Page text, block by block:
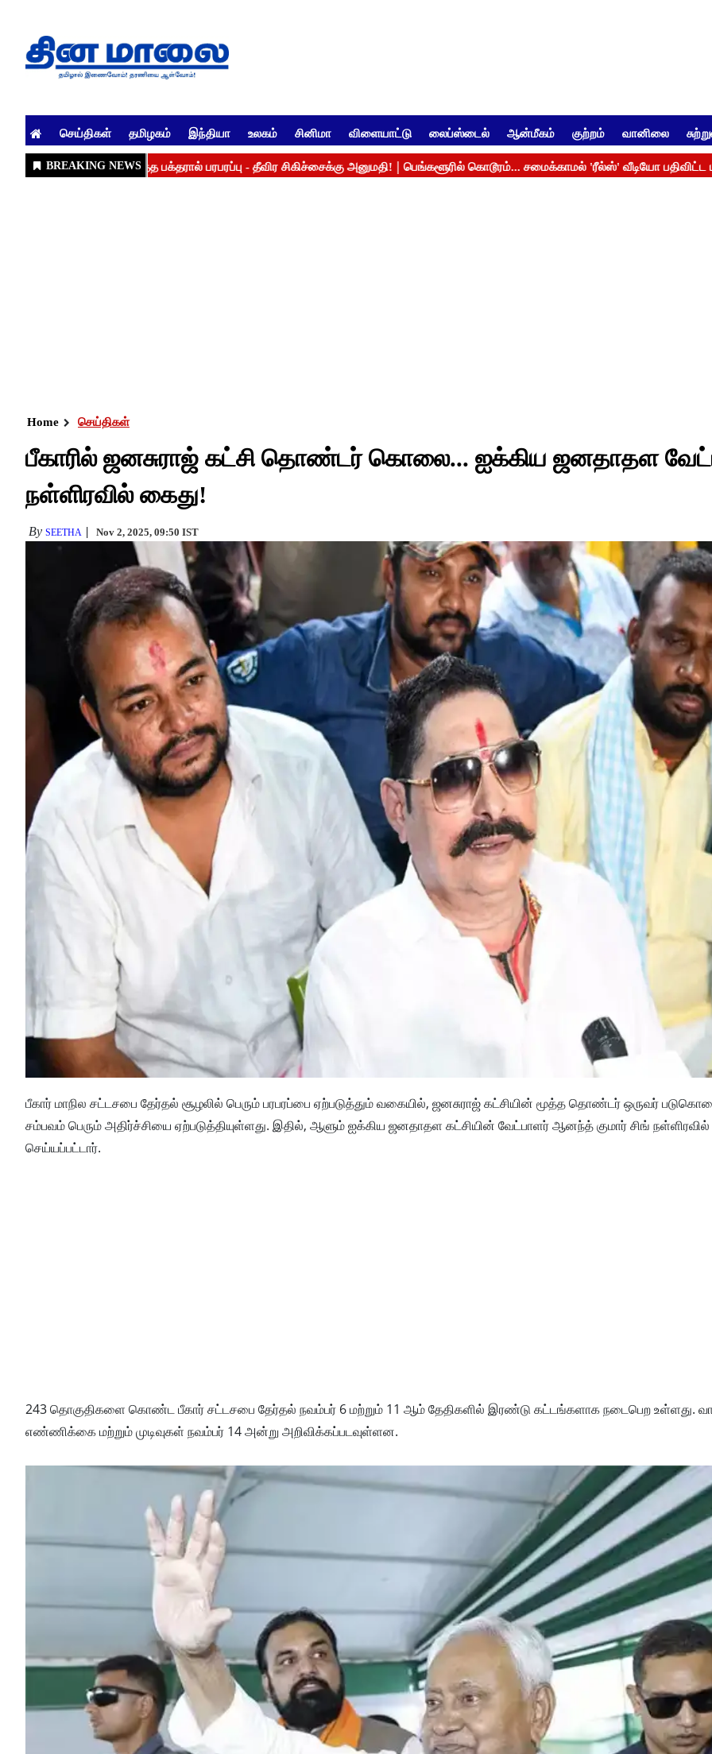
செய்திகள் தமிழகம் இந்தியா உலகம் சினிமா விளையாட்டு லைப்ஸ்டைல் ஆன்மீகம் குற்றம் வானிலை
Home செய்திகள்
பீகாரில் ஜனசுராஜ் கட்சி தொண்டர் கொலை... ஐக்கிய ஜனதாதள
நள்ளிரவில் கைது!
By SEETHA Nov 2, 2025, 09:50 IST
பீகார் மாநில சட்டசபை தேர்தல் சூழலில் பெரும் பரபரப்பை ஏற்படுத்தும் வகையில், ஜனசுராஜ் கட்சியின் மூத்த தொண்டர் ஒருவர்
சம்பவம் பெரும் அதிர்ச்சியை ஏற்படுத்தியுள்ளது. இதில், ஆளும் ஐக்கிய ஜனதாதள கட்சியின் வேட்பாளர் ஆனந்த் குமார் சிங்
செய்யப்பட்டார்.
243 தொகுதிகளை கொண்ட பீகார் சட்டசபை தேர்தல் நவம்பர் 6 மற்றும் 11 ஆம் தேதிகளில் இரண்டு கட்டங்களாக நடைபெற உள்ளது.
எண்ணிக்கை மற்றும் முடிவுகள் நவம்பர் 14 அன்று அறிவிக்கப்படவுள்ளன.